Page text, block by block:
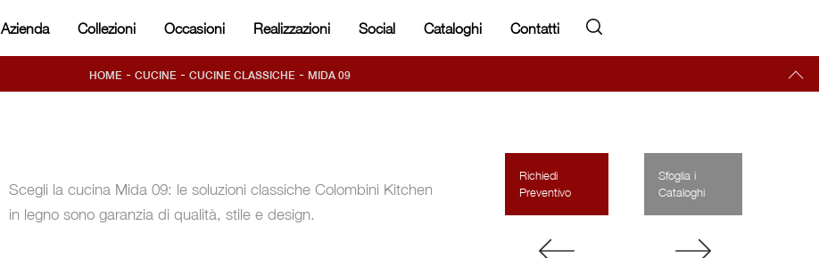
Azienda Collezioni Occasioni Realizzazioni Social Cataloghi Contatti
HOME - CUCINE - CUCINE CLASSICHE - MIDA 09
Scegli la cucina Mida 09: le soluzioni classiche Colombini Kitchen
in legno sono garanzia di qualità, stile e design.
Richiedi
Preventivo
Sfoglia i
Cataloghi